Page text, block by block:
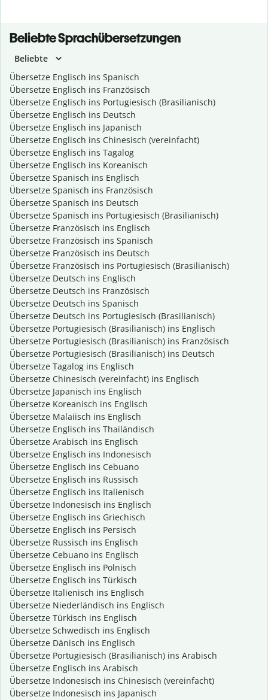
Beliebte Sprachübersetzungen
Beliebte
Übersetze Englisch ins Spanisch
Übersetze Englisch ins Französisch
Übersetze Englisch ins Portugiesisch (Brasilianisch)
Übersetze Englisch ins Deutsch
Übersetze Englisch ins Japanisch
Übersetze Englisch ins Chinesisch (vereinfacht)
Übersetze Englisch ins Tagalog
Übersetze Englisch ins Koreanisch
Übersetze Spanisch ins Englisch
Übersetze Spanisch ins Französisch
Übersetze Spanisch ins Deutsch
Übersetze Spanisch ins Portugiesisch (Brasilianisch)
Übersetze Französisch ins Englisch
Übersetze Französisch ins Spanisch
Übersetze Französisch ins Deutsch
Übersetze Französisch ins Portugiesisch (Brasilianisch)
Übersetze Deutsch ins Englisch
Übersetze Deutsch ins Französisch
Übersetze Deutsch ins Spanisch
Übersetze Deutsch ins Portugiesisch (Brasilianisch)
Übersetze Portugiesisch (Brasilianisch) ins Englisch
Übersetze Portugiesisch (Brasilianisch) ins Französisch
Übersetze Portugiesisch (Brasilianisch) ins Deutsch
Übersetze Tagalog ins Englisch
Übersetze Chinesisch (vereinfacht) ins Englisch
Übersetze Japanisch ins Englisch
Übersetze Koreanisch ins Englisch
Übersetze Malaiisch ins Englisch
Übersetze Englisch ins Thailändisch
Übersetze Arabisch ins Englisch
Übersetze Englisch ins Indonesisch
Übersetze Englisch ins Cebuano
Übersetze Englisch ins Russisch
Übersetze Englisch ins Italienisch
Übersetze Indonesisch ins Englisch
Übersetze Englisch ins Griechisch
Übersetze Englisch ins Persisch
Übersetze Russisch ins Englisch
Übersetze Cebuano ins Englisch
Übersetze Englisch ins Polnisch
Übersetze Englisch ins Türkisch
Übersetze Italienisch ins Englisch
Übersetze Niederländisch ins Englisch
Übersetze Türkisch ins Englisch
Übersetze Schwedisch ins Englisch
Übersetze Dänisch ins Englisch
Übersetze Portugiesisch (Brasilianisch) ins Arabisch
Übersetze Englisch ins Arabisch
Übersetze Indonesisch ins Chinesisch (vereinfacht)
Übersetze Indonesisch ins Japanisch